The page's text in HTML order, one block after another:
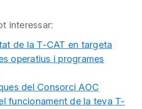
interessar:
de la T-CAT en targeta
operatius i programes
del Consorci AOC
funcionament de la teva T-